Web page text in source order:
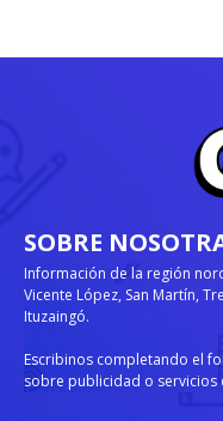
SOBRE
Información de la región
Vicente López, San Martín,
Ituzaingó.
Escribinos completando el
sobre publicidad o servicios